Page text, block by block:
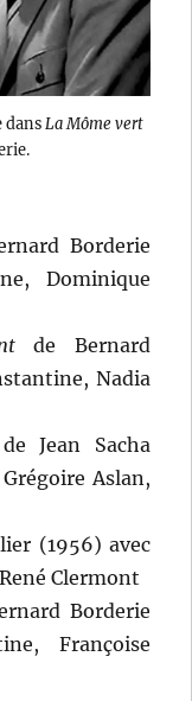
dans La Môme vert
Borderie
Dominique
de Bernard
Nadia
de Jean Sacha
Aslan,
(1956) avec
Clermont
Borderie
Françoise